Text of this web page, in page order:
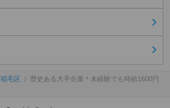
稲毛区
歴史ある大手企業＊未経験でも時給1600円